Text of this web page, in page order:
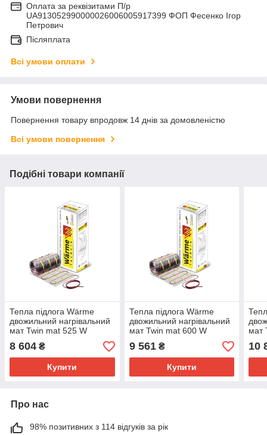
Оплата за реквізитами П/р
UA913052990000026006005917399 ФОП Фесенко Ігор
Петрович
Післяплата
Всі умови оплати
Умови повернення
Повернення товару впродовж 14 днів за домовленістю
Всі умови повернення
Подібні товари компанії
Тепла підлога Wärme
двожильний нагрівальний
мат Twin mat 525 W
8 604 ₴
Купити
Тепла підлога Wärme
двожильний нагрівальний
мат Twin mat 600 W
9 561₴
Купити
мат
10
Про нас
98% позитивних з 114 відгуків за рік